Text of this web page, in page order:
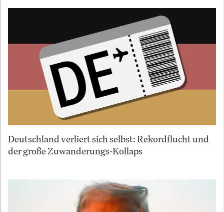
Deutschland verliert sich selbst: Rekordflucht und
der große Zuwanderungs-Kollaps